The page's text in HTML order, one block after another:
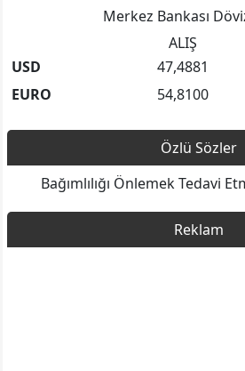
Merkez Bankası
ALIŞ
USD
47,4881
EURO
54,8100
Özlü Sözler
Bağımlılığı Önlemek Tedavi
Reklam